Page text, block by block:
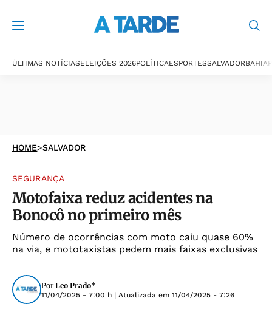
ÚLTIMAS NOTÍCIASELEIÇÕES 2026POLÍTICAESPORTESSALVADORBAHIA
HOME>SALVADOR
SEGURANÇA
Motofaixa reduz acidentes na
Bonocô no primeiro mês
Número de ocorrências com moto caiu quase 60%
na via, e mototaxistas pedem mais faixas exclusivas
Por Leo Prado*
11/04/2025 - 7:00 h | Atualizada em 11/04/2025 - 7:26